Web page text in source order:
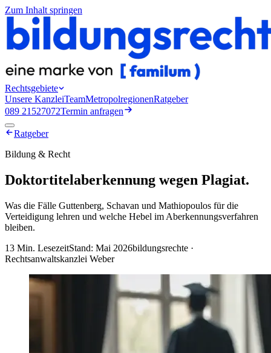
Zum Inhalt springen
Rechtsgebiete
Unsere KanzleiTeamMetropolregionenRatgeber
089 21527072Termin anfragen
Ratgeber
Bildung & Recht
Doktortitelaberkennung wegen Plagiat.
Was die Fälle Guttenberg, Schavan und Mathiopoulos für die
Verteidigung lehren und welche Hebel im Aberkennungsverfahren
bleiben.
13 Min. LesezeitStand: Mai 2026bildungsrechte ·
Rechtsanwaltskanzlei Weber